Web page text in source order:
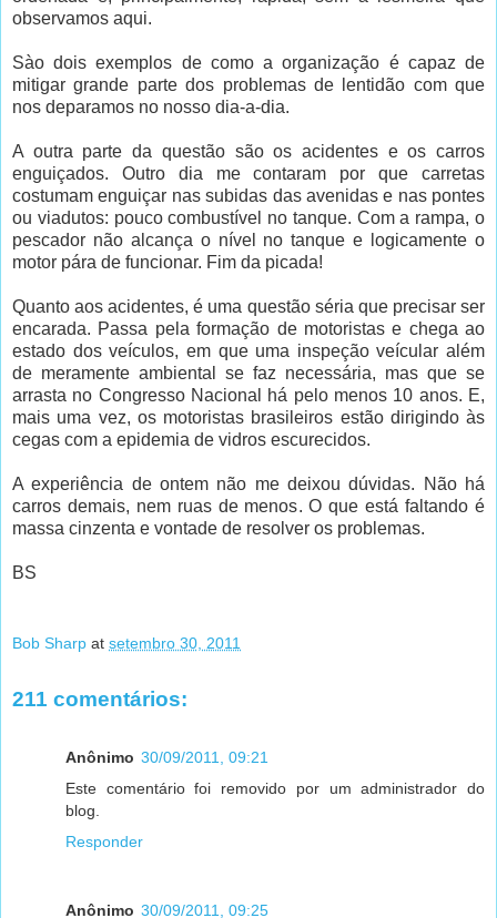
observamos aqui.
Sào dois exemplos de como a organização é capaz de
mitigar grande parte dos problemas de lentidão com que
nos deparamos no nosso dia-a-dia.
A outra parte da questão são os acidentes e os carros
enguiçados. Outro dia me contaram por que carretas
costumam enguiçar nas subidas das avenidas e nas pontes
ou viadutos: pouco combustível no tanque. Com a rampa, o
pescador não alcança o nível no tanque e logicamente o
motor pára de funcionar. Fim da picada!
Quanto aos acidentes, é uma questão séria que precisar ser
encarada. Passa pela formação de motoristas e chega ao
estado dos veículos, em que uma inspeção veícular além
de meramente ambiental se faz necessária, mas que se
arrasta no Congresso Nacional há pelo menos 10 anos. E,
mais uma vez, os motoristas brasileiros estão dirigindo às
cegas com a epidemia de vidros escurecidos.
A experiência de ontem não me deixou dúvidas. Não há
carros demais, nem ruas de menos. O que está faltando é
massa cinzenta e vontade de resolver os problemas.
BS
Bob Sharp at setembro 30, 2011
211 comentários:
Anônimo 30/09/2011, 09:21
Este comentário foi removido por um administrador do
blog.
Responder
Anônimo 30/09/2011, 09:25